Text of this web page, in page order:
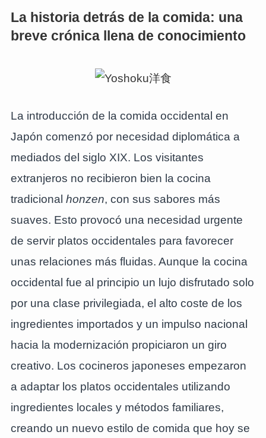
La historia detrás de la comida: una
breve crónica llena de conocimiento
La introducción de la comida occidental en
Japón comenzó por necesidad diplomática a
mediados del siglo XIX. Los visitantes
extranjeros no recibieron bien la cocina
tradicional honzen, con sus sabores más
suaves. Esto provocó una necesidad urgente
de servir platos occidentales para favorecer
unas relaciones más fluidas. Aunque la cocina
occidental fue al principio un lujo disfrutado solo
por una clase privilegiada, el alto coste de los
ingredientes importados y un impulso nacional
hacia la modernización propiciaron un giro
creativo. Los cocineros japoneses empezaron
a adaptar los platos occidentales utilizando
ingredientes locales y métodos familiares,
creando un nuevo estilo de comida que hoy se